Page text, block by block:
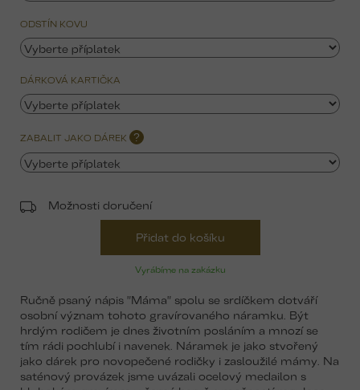
Vyrábíme na zakázku
ODSTÍN KOVU
DÁRKOVÁ KARTIČKA
ZABALIT JAKO DÁREK ?
Možnosti doručení
Přidat do košíku
Ručně psaný nápis "Máma" spolu se srdíčkem dotváří
osobní význam tohoto gravírovaného náramku. Být
hrdým rodičem je dnes životním posláním a mnozí se
tím rádi pochlubí i navenek. Náramek je jako stvořený
jako dárek pro novopečené rodičky i zasloužilé mámy. Na
saténový provázek jsme uvázali ocelový medailon s